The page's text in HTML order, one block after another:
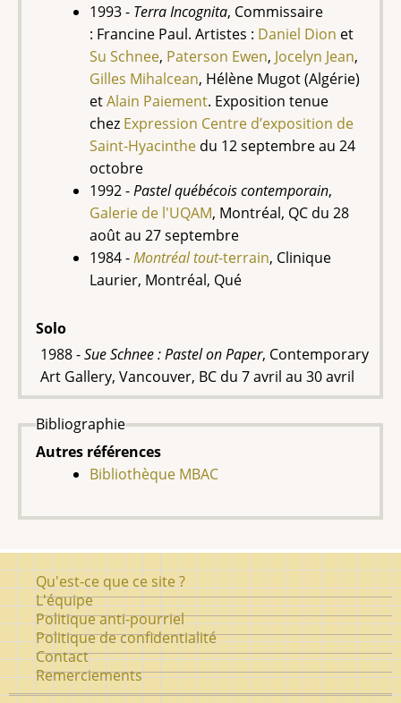
1993 - Terra Incognita, Commissaire
: Francine Paul. Artistes : Daniel Dion et
Su Schnee, Paterson Ewen, Jocelyn Jean,
Gilles Mihalcean, Hélène Mugot (Algérie)
etAlain Paiement. Exposition tenue
chez Expression Centre d’exposition de
Saint-Hyacinthe du 12 septembre au 24
octobre
1992 -Pastel québécois contemporain,
Galerie de l'UQAM, Montréal, QC du 28
août au 27 septembre
1984 -Montréal tout-terrain, Clinique
Laurier, Montréal, Qué
Solo
1988 -Sue Schnee : Pastel on Paper, Contemporary
Art Gallery, Vancouver, BC du 7 avril au 30 avril
Bibliographie
Autres références
Bibliothèque MBAC
Pied
de
page
Qu'est-ce que ce site ?
L'équipe
Politique anti-pourriel
Politique de confidentialité
Contact
Remerciements